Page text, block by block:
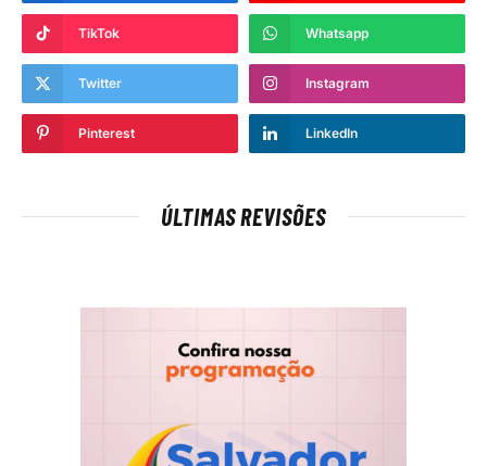
TikTok Whatsapp
Twitter Instagram
Pinterest LinkedIn
ÚLTIMAS REVISÕES